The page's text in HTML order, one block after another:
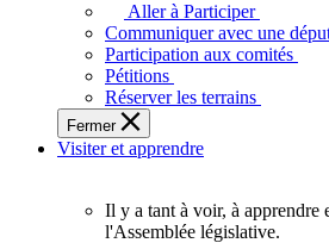
plein
potentiel,
l'Assemblée
a
besoin
de
Aller à Participer
Communiquer avec une
Participation aux comités
Pétitions
Réserver les terrains
Fermer
Visiter et apprendre
Il y a tant à voir, à apprendre
l'Assemblée législative.